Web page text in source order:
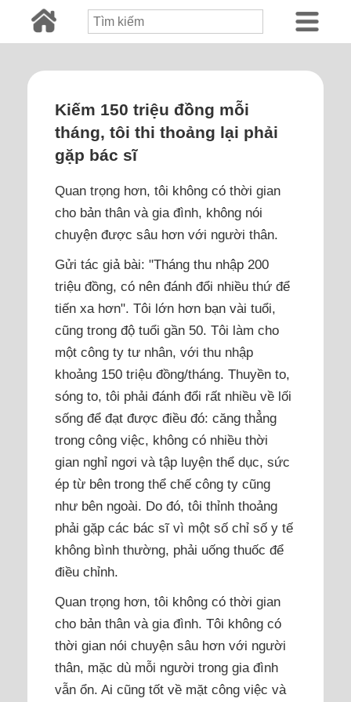
Kiếm 150 triệu đồng mỗi
tháng, tôi thi thoảng lại phải
gặp bác sĩ
Quan trọng hơn, tôi không có thời gian
cho bản thân và gia đình, không nói
chuyện được sâu hơn với người thân.
Gửi tác giả bài: "Tháng thu nhập 200
triệu đồng, có nên đánh đổi nhiều thứ để
tiến xa hơn". Tôi lớn hơn bạn vài tuổi,
cũng trong độ tuổi gần 50. Tôi làm cho
một công ty tư nhân, với thu nhập
khoảng 150 triệu đồng/tháng. Thuyền to,
sóng to, tôi phải đánh đổi rất nhiều về lối
sống để đạt được điều đó: căng thẳng
trong công việc, không có nhiều thời
gian nghỉ ngơi và tập luyện thể dục, sức
ép từ bên trong thể chế công ty cũng
như bên ngoài. Do đó, tôi thỉnh thoảng
phải gặp các bác sĩ vì một số chỉ số y tế
không bình thường, phải uống thuốc để
điều chỉnh.
Quan trọng hơn, tôi không có thời gian
cho bản thân và gia đình. Tôi không có
thời gian nói chuyện sâu hơn với người
thân, mặc dù mỗi người trong gia đình
vẫn ổn. Ai cũng tốt về mặt công việc và